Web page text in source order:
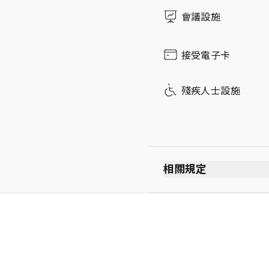
Sunday會議設施
接受電子卡
殘疾人士設施
相關規定
每位持卡者最多可攜